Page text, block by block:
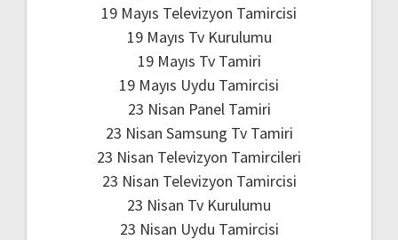
19 Mayıs Televizyon Tamircisi
19 Mayıs Tv Kurulumu
19 Mayıs Tv Tamiri
19 Mayıs Uydu Tamircisi
23 Nisan Panel Tamiri
23 Nisan Samsung Tv Tamiri
23 Nisan Televizyon Tamircileri
23 Nisan Televizyon Tamircisi
23 Nisan Tv Kurulumu
23 Nisan Uydu Tamircisi